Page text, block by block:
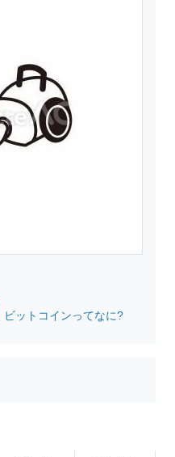
ビットコインってなに?